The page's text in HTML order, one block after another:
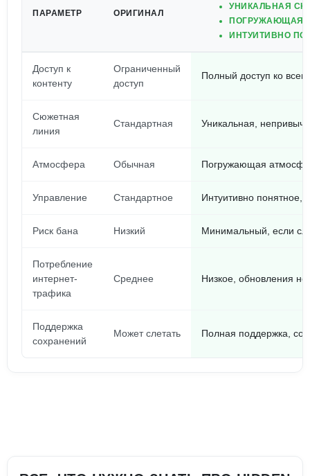
ПАРАМЕТР ОРИГИНАЛ
УНИКАЛЬНАЯ
ПОГРУЖАЮЩАЯ
ИНТУИТИВНО
Доступ к
контенту
Ограниченный
доступ
Полный доступ ко
Сюжетная
линия
Стандартная Уникальная,
Атмосфера Обычная Погружающая
Управление Стандартное Интуитивно понятное,
Риск бана Низкий Минимальный, если
Потребление
интернет-
трафика
Среднее Низкое, обновления
Поддержка
сохранений
Может слетать Полная поддержка,